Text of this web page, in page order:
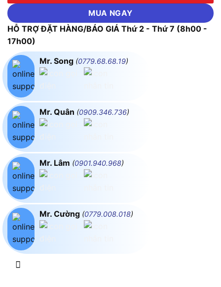
MUA NGAY
HỖ TRỢ ĐẶT HÀNG/BÁO GIÁ Thứ 2 - Thứ 7 (8h00 -
17h00)
Mr. Song (0779.68.68.19)
Mr. Quân (0909.346.736)
Mr. Lâm (0901.940.968)
Mr. Cường (0779.008.018)